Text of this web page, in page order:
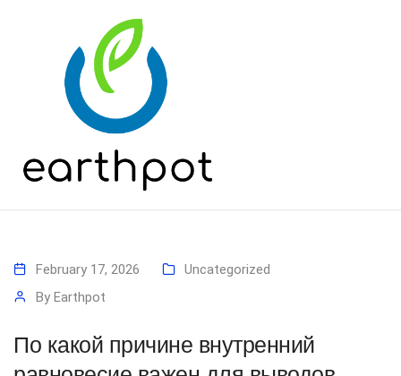
February 17, 2026
Uncategorized
By Earthpot
По какой причине внутренний